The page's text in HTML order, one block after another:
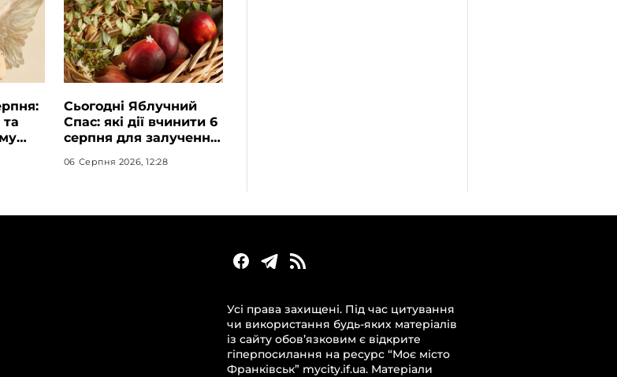
Сьогодні Яблучний
Спас: які дії вчинити 6
серпня для залучення
оселю
06 Серпня 2026, 12:28
Усі права захищені. Під час цитування
чи використання будь-яких матеріалів
із сайту обов’язковим є відкрите
гіперпосилання на ресурс “Моє місто
Франківськ” mycity.if.ua. Матеріали